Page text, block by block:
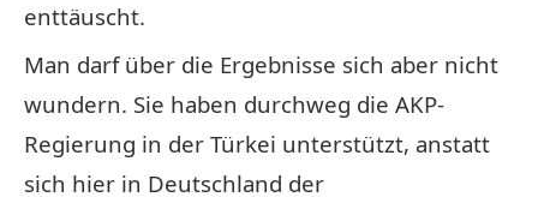
enttäuscht.
Man darf über die Ergebnisse sich aber nicht
wundern. Sie haben durchweg die AKP-
Regierung in der Türkei unterstützt, anstatt
sich hier in Deutschland der